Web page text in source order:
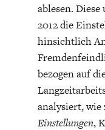
ablesen.
2012 die
hinsichtlich
bezogen auf
analysiert, wie
Einstellungen,